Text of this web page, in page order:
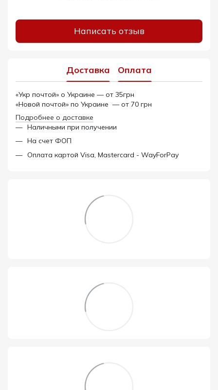
Написать отзыв
Доставка Оплата
«Укр почтой» о Украине — от 35грн
«Новой почтой» по Украине — от 70 грн
Подробнее о доставке
Наличными при получении
На счет ФОП
Оплата картой Visa, Mastercard - WayForPay